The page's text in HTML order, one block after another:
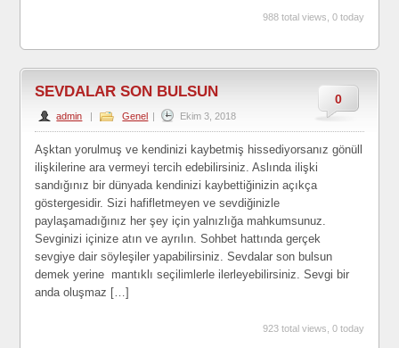
988 total views, 0 today
0
SEVDALAR SON BULSUN
admin | Genel | Ekim 3, 2018
Aşktan yorulmuş ve kendinizi kaybetmiş hissediyorsanız gönüll
ilişkilerine ara vermeyi tercih edebilirsiniz. Aslında ilişki
sandığınız bir dünyada kendinizi kaybettiğinizin açıkça
göstergesidir. Sizi hafifletmeyen ve sevdiğinizle
paylaşamadığınız her şey için yalnızlığa mahkumsunuz.
Sevginizi içinize atın ve ayrılın. Sohbet hattında gerçek
sevgiye dair söyleşiler yapabilirsiniz. Sevdalar son bulsun
demek yerine mantıklı seçilimlerle ilerleyebilirsiniz. Sevgi bir
anda oluşmaz […]
923 total views, 0 today